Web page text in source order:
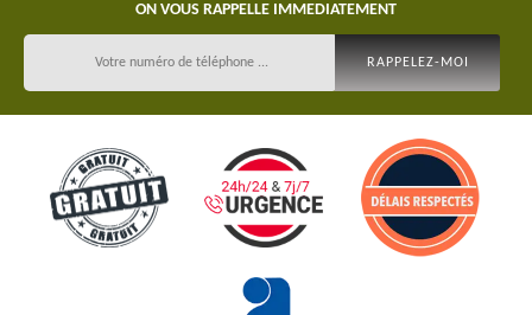
ON VOUS RAPPELLE IMMEDIATEMENT